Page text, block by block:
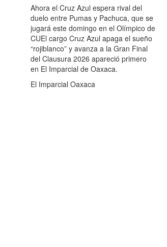
Ahora el Cruz Azul espera rival del
duelo entre Pumas y Pachuca, que se
jugará este domingo en el Olímpico de
CUEl cargo Cruz Azul apaga el sueño
“rojiblanco” y avanza a la Gran Final
del Clausura 2026 apareció primero
en El Imparcial de Oaxaca.
El Imparcial Oaxaca